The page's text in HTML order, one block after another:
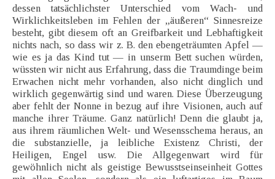
dessen tatsächlichster Unterschied vom Wach- und
Wirklichkeitsleben im Fehlen der „äußeren“ Sinnesreize
besteht, gibt diesem oft an Greifbarkeit und Lebhaftigkeit
nichts nach, so dass wir z. B. den ebengeträumten Apfel —
wie es ja das Kind tut — in unserm Bett suchen würden,
wüssten wir nicht aus Erfahrung, dass die Traumdinge beim
Erwachen nicht mehr vorhanden, also nicht dinglich und
wirklich gegenwärtig sind und waren. Diese Überzeugung
aber fehlt der Nonne in bezug auf ihre Visionen, auch auf
manche ihrer Träume. Ganz natürlich! Denn die glaubt ja,
aus ihrem räumlichen Welt- und Wesensschema heraus, an
die substanzielle, ja leibliche Existenz Christi, der
Heiligen, Engel usw. Die Allgegenwart wird für
gewöhnlich nicht als geistige Bewusstseinseinheit Gottes